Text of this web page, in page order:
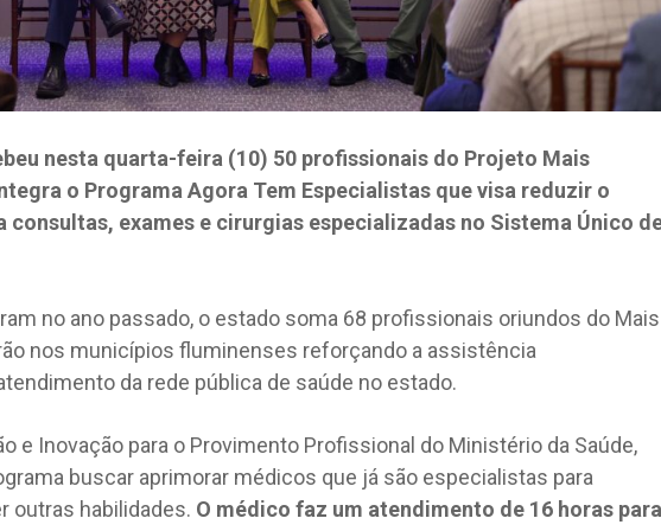
nesta quarta-feira (10) 50 profissionais do Projeto Mais
o Programa Agora Tem Especialistas que visa reduzir o
consultas, exames e cirurgias especializadas no Sistema Único
no ano passado, o estado soma 68 profissionais oriundos do Mais
nos municípios fluminenses reforçando a assistência
da rede pública de saúde no estado.
e Inovação para o Provimento Profissional do Ministério da Saúde,
buscar aprimorar médicos que já são especialistas para
outras habilidades. O médico faz um atendimento de 16 horas para